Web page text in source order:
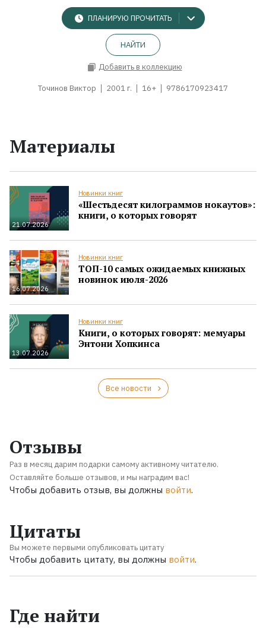
ПЛАНИРУЮ ПРОЧИТАТЬ
НАЙТИ
Добавить в коллекцию
Точинов Виктор 2001 г. 16+ 9786170923417
Материалы
21.07.2026
Новинки книг
«Шестьдесят килограммов нокаутов»:
книги, о которых говорят
16.07.2026
Новинки книг
ТОП-10 самых ожидаемых книжных
новинок июля-2026
13.07.2026
Новинки книг
Книги, о которых говорят: мемуары
Энтони Хопкинса
Все новости
Отзывы
Раз в месяц дарим подарки самому активному читателю.
Оставляйте больше отзывов, и мы наградим вас!
Чтобы добавить отзыв, вы должны войти.
Цитаты
Вы можете первыми опубликовать цитату
Чтобы добавить цитату, вы должны войти.
Где найти